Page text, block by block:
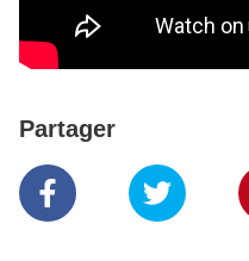
Partager